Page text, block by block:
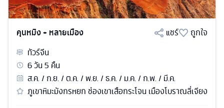
คุนหมิง + หลายเมือง แชร์
ถูกใจ
ทัวร์จีน
6วัน5 คืน
ส.ค. / ก.ย. / ต.ค. / พ.ย. / ธ.ค. / ม.ค. / ก.พ. / มี.ค.
ภูเขาหิมะมังกรหยก ช่องเขาเสือกระโจน เมืองโบราณลี่เจียง